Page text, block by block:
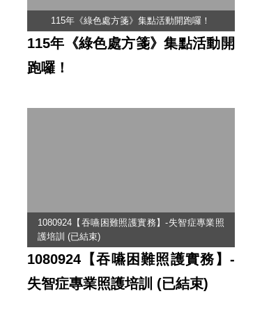
115年《綠色處方箋》集點活動開跑囉！
115年《綠色處方箋》集點活動開
跑囉！
1080924【吞嚥困難照護實務】-失智症專業照
護培訓 (已結束)
1080924【吞嚥困難照護實務】-
失智症專業照護培訓 (已結束)